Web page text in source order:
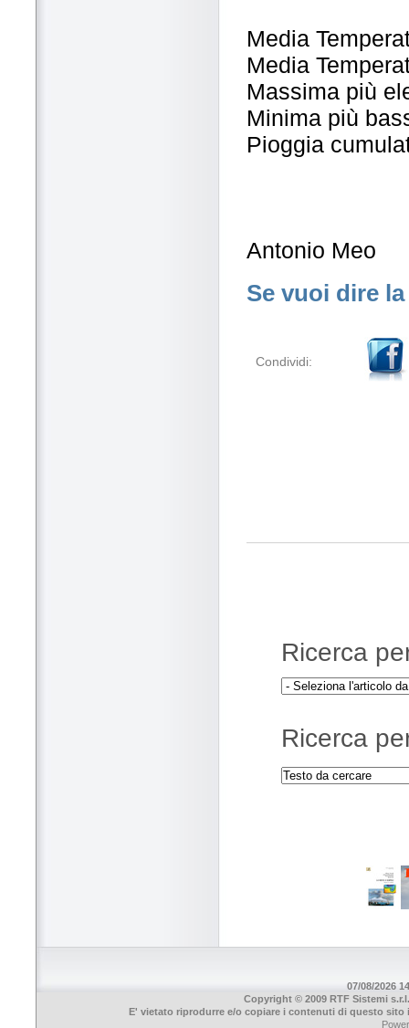
Media
Media
Massima più
Minima più
Pioggia
Antonio Meo
Se vuoi dire
Condividi:
Ricerca
Ricerca
07/08/2026
Copyright © 2009 RTF Sistemi
E' vietato riprodurre e/o copiare i contenuti di questo